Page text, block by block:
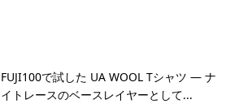
FUJI100で試した UA WOOL Tシャツ — ナ
イトレースのベースレイヤーとして...